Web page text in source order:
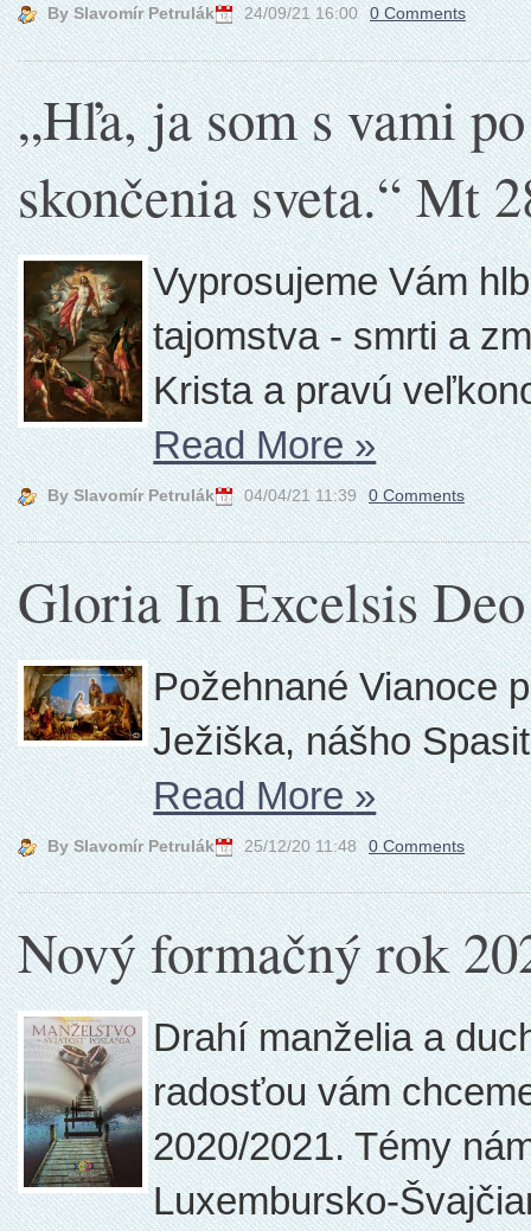
By Slavomír Petrulák 24/09/21 16:00 0 Comments
„Hľa, ja som s vami
skončenia sveta.“ Mt
Vyprosujeme Vám
tajomstva - smrti a
Krista a pravú
Read More»
By Slavomír Petrulák 04/04/21 11:39 0 Comments
Gloria In Excelsis
Požehnané Vianoce
Ježiška, nášho
Read More»
By Slavomír Petrulák 25/12/20 11:48 0 Comments
Nový formačný rok
Drahí manželia a
radosťou vám
2020/2021. Témy
Luxembursko-